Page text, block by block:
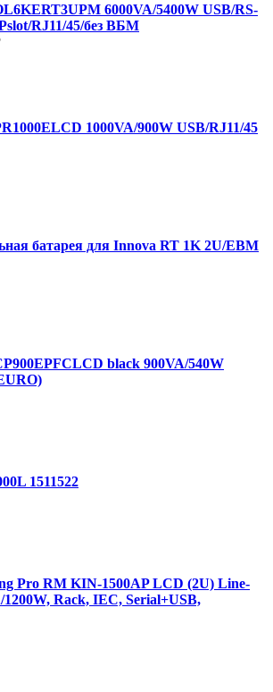
6000VA/5400W USB/RS-
RJ11/45/без ВБМ
1000VA/900W USB/RJ11/45
батарея для Innova RT 1K 2U/EBM
black 900VA/540W
1511522
Pro RM KIN-1500AP LCD (2U) Line-
Rack, IEC, Serial+USB,